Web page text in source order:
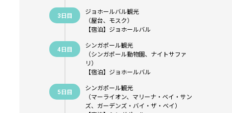
3日目
ジョホールバル観光
（屋台、モスク）
【宿泊】ジョホールバル
4日目
シンガポール観光
（シンガポール動物園、ナイトサファ
リ）
【宿泊】ジョホールバル
5日目
シンガポール観光
（マーライオン、マリーナ・ベイ・サン
ズ、ガーデンズ・バイ・ザ・ベイ）